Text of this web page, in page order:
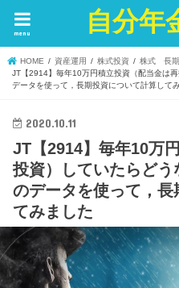
自分年
menu
HOME 資産運用 株式投資
株式 長
JT【2914】毎年10万円積立投資（配当金は
データを使って，長期投資について計算して
2020.10.11
JT【2914】毎年10万
投資）していたらど
のデータを使って，
てみました